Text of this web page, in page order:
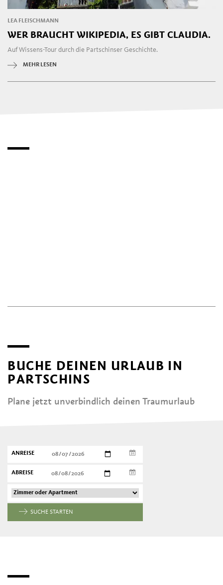
LEA FLEISCHMANN
WER BRAUCHT WIKIPEDIA, ES GIBT CLAUDIA.
Auf Wissens-Tour durch die Partschinser Geschichte.
MEHR LESEN
BUCHE DEINEN URLAUB IN
PARTSCHINS
Plane jetzt unverbindlich deinen Traumurlaub
ANREISE
ABREISE
SUCHE STARTEN